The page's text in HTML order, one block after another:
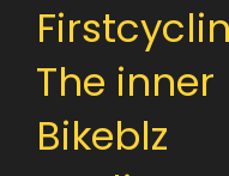
The inner
Bikeblz